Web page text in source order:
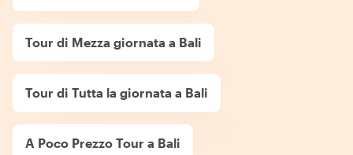
Tour di Mezza giornata a Bali
Tour di Tutta la giornata a Bali
A Poco Prezzo Tour a Bali